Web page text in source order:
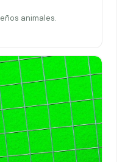
animales.